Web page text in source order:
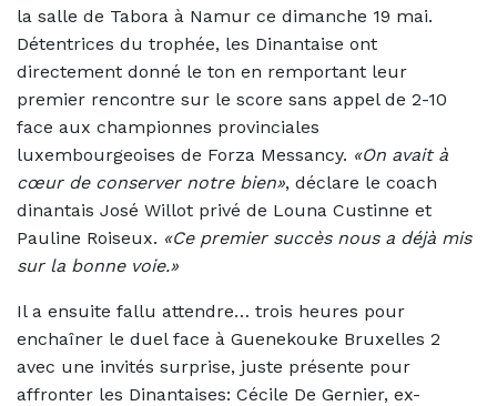
la salle de Tabora à Namur ce dimanche 19 mai.
Détentrices du trophée, les Dinantaise ont
directement donné le ton en remportant leur
premier rencontre sur le score sans appel de 2-10
face aux championnes provinciales
luxembourgeoises de Forza Messancy. «On avait à
cœur de conserver notre bien», déclare le coach
dinantais José Willot privé de Louna Custinne et
Pauline Roiseux. «Ce premier succès nous a déjà mis
sur la bonne voie.»
Il a ensuite fallu attendre… trois heures pour
enchaîner le duel face à Guenekouke Bruxelles 2
avec une invités surprise, juste présente pour
affronter les Dinantaises: Cécile De Gernier, ex-